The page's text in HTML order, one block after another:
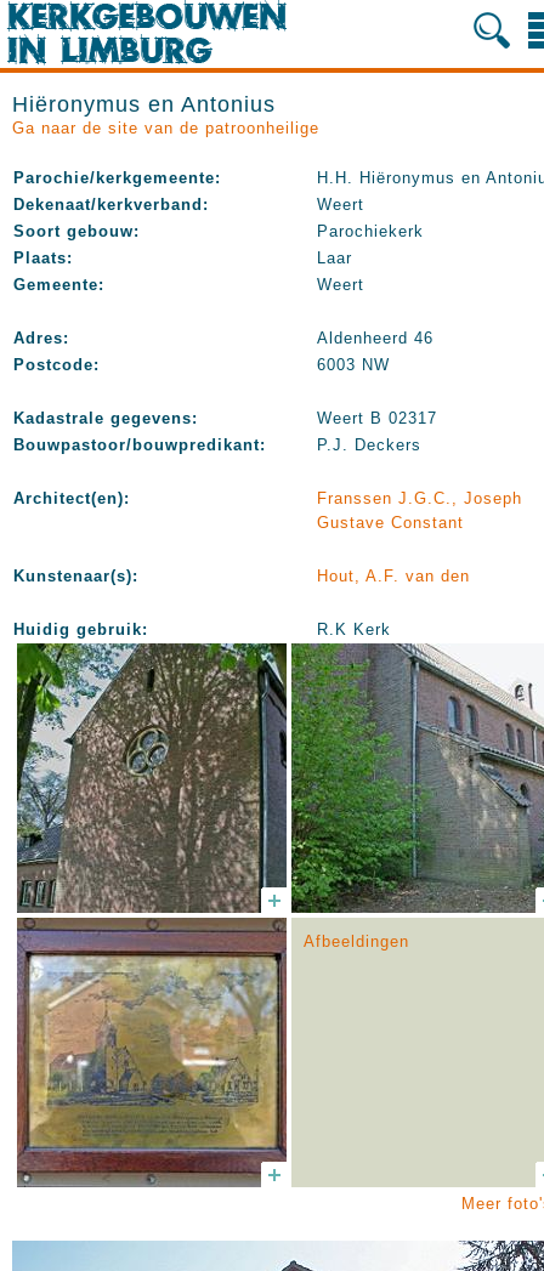
Hiëronymus en Antonius
Ga naar de site van de patroonheilige
Parochie/kerkgemeente:
H.H. Hiëronymus en
Dekenaat/kerkverband:
Weert
Soort gebouw:
Parochiekerk
Plaats:
Laar
Gemeente:
Weert
Adres:
Aldenheerd 46
Postcode:
6003 NW
Kadastrale gegevens:
Weert B 02317
Bouwpastoor/bouwpredikant:
P.J. Deckers
Architect(en):
Franssen J.G.C., Joseph
Gustave Constant
Kunstenaar(s): Hout, A.F. van den
Huidig gebruik: R.K Kerk
Afbeeldingen
Meer